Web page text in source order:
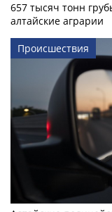
657 тысяч тонн
алтайские аграрии
Происшествия